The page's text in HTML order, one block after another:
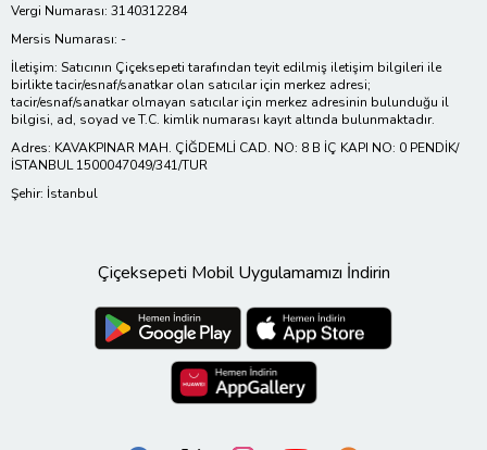
Vergi Numarası: 3140312284
Mersis Numarası: -
İletişim: Satıcının Çiçeksepeti tarafından teyit edilmiş iletişim bilgileri ile
birlikte tacir/esnaf/sanatkar olan satıcılar için merkez adresi;
tacir/esnaf/sanatkar olmayan satıcılar için merkez adresinin bulunduğu il
bilgisi, ad, soyad ve T.C. kimlik numarası kayıt altında bulunmaktadır.
Adres: KAVAKPINAR MAH. ÇİĞDEMLİ CAD. NO: 8 B İÇ KAPI NO: 0 PENDİK/
İSTANBUL 1500047049/341/TUR
Şehir: İstanbul
Çiçeksepeti Mobil Uygulamamızı İndirin